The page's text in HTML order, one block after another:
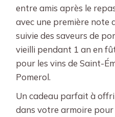
entre amis après le
avec une première note
suivie des saveurs de
vieilli pendant 1 an en
pour les vins de Saint-
Pomerol.
Un cadeau parfait à
dans votre armoire pour